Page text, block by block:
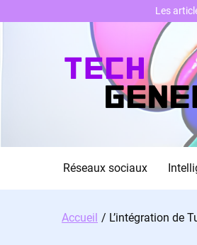
Réseaux sociaux
Accueil L’intégration de
Les